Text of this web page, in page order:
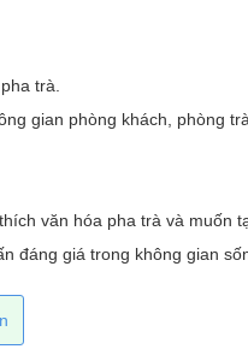
trà.
gian phòng khách, phòng trà.
văn hóa pha trà và muốn
đáng giá trong không gian